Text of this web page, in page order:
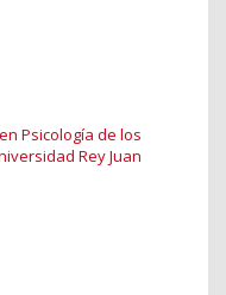
Psicología de los
Rey Juan